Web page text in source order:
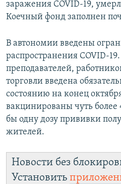
заражения COVID-19,
Коечный фонд заполнен
В автономии введены
распространения COVID-
преподавателей,
торговли введена
состоянию на конец
вакцинированы чуть более
бы одну дозу прививки
жителей.
Новости без
Установить